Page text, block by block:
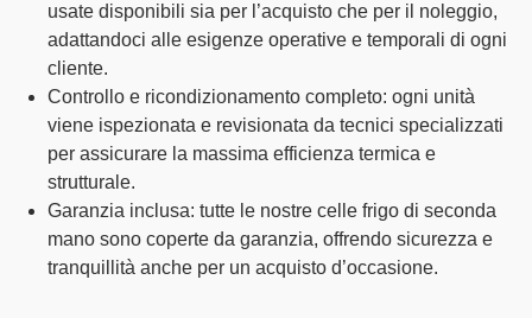
usate disponibili sia per l’acquisto che per il noleggio,
adattandoci alle esigenze operative e temporali di ogni
cliente.
Controllo e ricondizionamento completo: ogni unità
viene ispezionata e revisionata da tecnici specializzati
per assicurare la massima efficienza termica e
strutturale.
Garanzia inclusa: tutte le nostre celle frigo di seconda
mano sono coperte da garanzia, offrendo sicurezza e
tranquillità anche per un acquisto d’occasione.